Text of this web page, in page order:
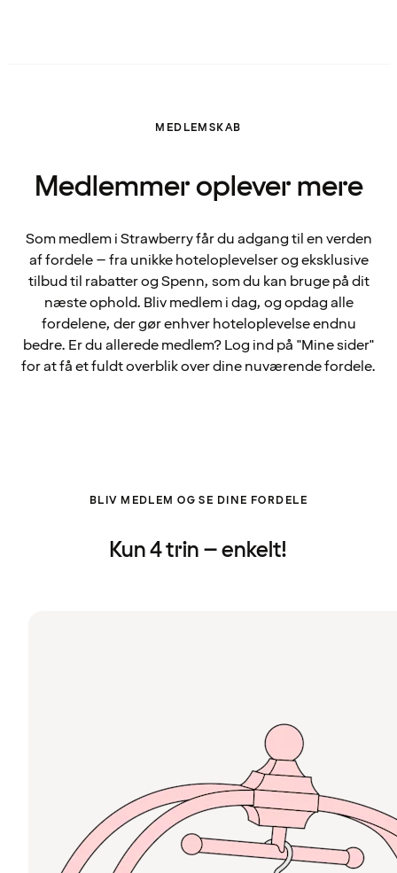
MEDLEMSKAB
Medlemmer oplever mere
Som medlem i Strawberry får du adgang til en verden
af fordele – fra unikke hoteloplevelser og eksklusive
tilbud til rabatter og Spenn, som du kan bruge på dit
næste ophold. Bliv medlem i dag, og opdag alle
fordelene, der gør enhver hoteloplevelse endnu
bedre. Er du allerede medlem? Log ind på "Mine sider"
for at få et fuldt overblik over dine nuværende fordele.
BLIV MEDLEM OG SE DINE FORDELE
Kun 4 trin – enkelt!